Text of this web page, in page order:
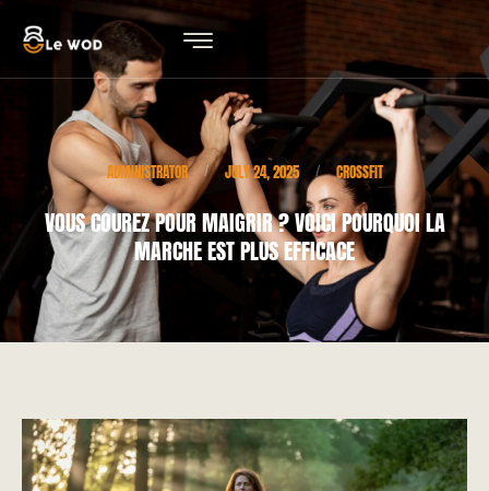
ADMINISTRATOR / JULY 24, 2025 / CROSSFIT
VOUS COUREZ POUR MAIGRIR ? VOICI POURQUOI LA
MARCHE EST PLUS EFFICACE